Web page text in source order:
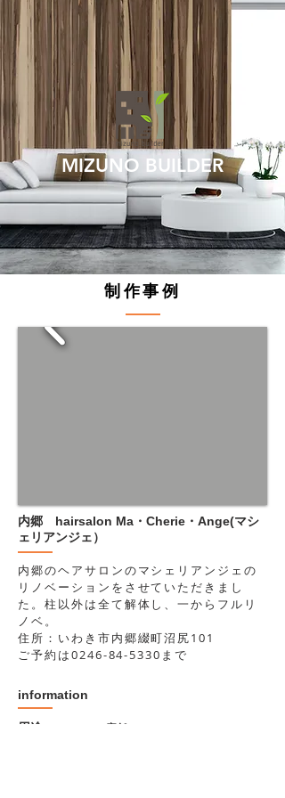
MIZUNO BUILDER
​制作事例
​内郷 hairsalon Ma・Cherie・Ange(マシ
ェリアンジェ）
​内郷のヘアサロンのマシェリアンジェの
リノベーションをさせていただきまし
た。柱以外は全て解体し、一からフルリ
ノベ。
住所：いわき市内郷綴町沼尻101
ご予約は0246-84-5330まで
information
​用途 店舗